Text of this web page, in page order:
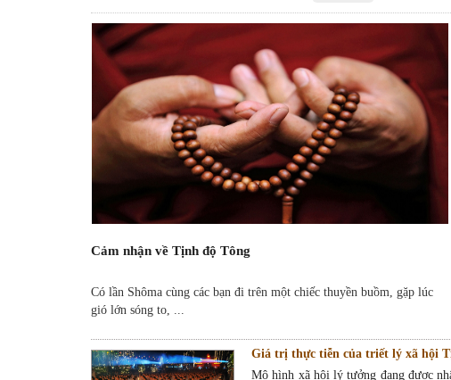
Cảm nhận về Tịnh độ Tông
Có lần Shôma cùng các bạn đi trên một chiếc thuyền buồm, gặp lúc
gió lớn sóng to, ...
Giá trị thực tiễn của triết lý xã hội
Mô hình xã hội lý tưởng đang được